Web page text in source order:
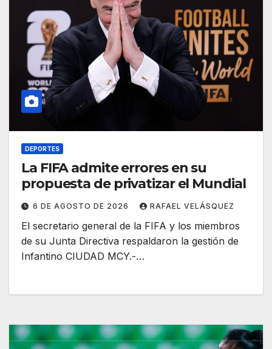
DEPORTES
La FIFA admite errores en su
propuesta de privatizar el Mundial
6 DE AGOSTO DE 2026 RAFAEL VELÁSQUEZ
El secretario general de la FIFA y los miembros
de su Junta Directiva respaldaron la gestión de
Infantino CIUDAD MCY.-…